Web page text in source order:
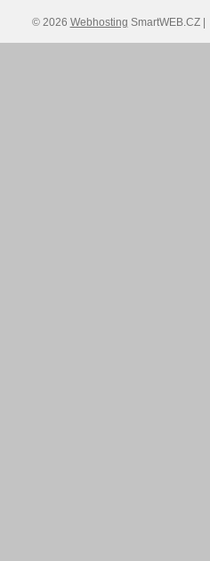
© 2026 Webhosting SmartWEB.CZ |